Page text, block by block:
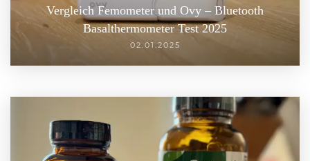
Vergleich Femometer und Ovy – Bluetooth
Basalthermometer Test 2025
02.01.2025